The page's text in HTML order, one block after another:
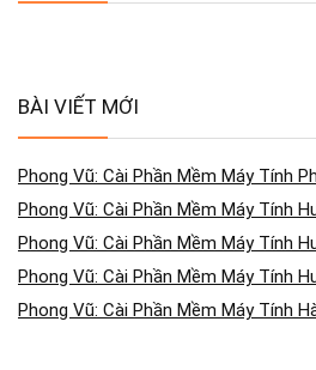
BÀI VIẾT MỚI
Phong Vũ: Cài Phần Mềm Máy Tính
Phong Vũ: Cài Phần Mềm Máy Tính
Phong Vũ: Cài Phần Mềm Máy Tính
Phong Vũ: Cài Phần Mềm Máy Tính
Phong Vũ: Cài Phần Mềm Máy Tính